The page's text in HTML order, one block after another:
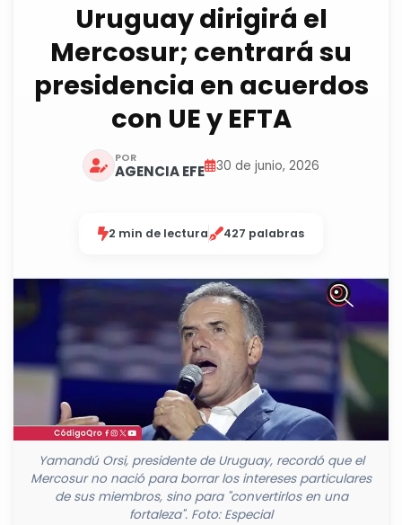
Uruguay dirigirá el
Mercosur; centrará su
presidencia en acuerdos
con UE y EFTA
POR
AGENCIA EFE 30 de junio, 2026
2 min de lectura 427 palabras
Yamandú Orsi, presidente de Uruguay, recordó que el
Mercosur no nació para borrar los intereses particulares
de sus miembros, sino para "convertirlos en una
fortaleza". Foto: Especial